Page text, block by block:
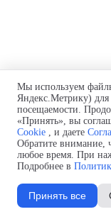
Мы используем
Яндекс.Метрику) для
посещаемости.
«Принять», вы
Cookie , и даете
Обратите внимание,
любое время. При
Подробнее в
Принять все